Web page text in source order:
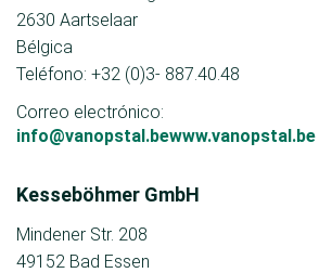
2630 Aartselaar
Bélgica
Teléfono: +32 (0)3- 887.40.48
Correo electrónico:
info@vanopstal.bewww.vanopstal.be
Kesseböhmer GmbH
Mindener Str. 208
49152 Bad Essen